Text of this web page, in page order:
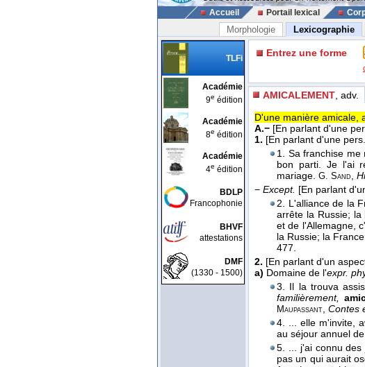
Accueil Portail lexical
Morphologie Lexicographie
TLFi
Académie
9e édition
Académie
8e édition
Académie
4e édition
BDLP
Francophonie
BHVF
attestations
DMF
(1330 - 1500)
Entrez une forme
AMICALEMENT , adv.
D'une manière amicale,
A.− [En parlant d'une
1. [En parlant d'une
1. Sa franchise me
bon parti. Je l'ai
mariage. G. Sand,
− Except. [En parlant
2. L'alliance de la
arrête la Russie;
et de l'Allemagne,
la Russie; la
477.
2. [En parlant d'un
a) Domaine de l'expr.
3. Il la trouva
familièrement,
Maupassant, Contes
4. ... elle m'invite,
au séjour annuel
5. ... j'ai connu
pas un qui aurait